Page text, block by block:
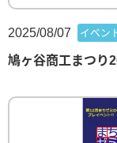
2025/08/07 イベン
鳩ヶ谷商工まつり